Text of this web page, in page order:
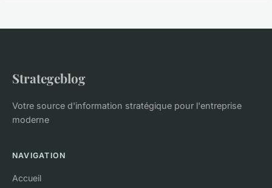
Strategeblog
Votre source d'information stratégique pour l'entreprise
moderne
NAVIGATION
Accueil